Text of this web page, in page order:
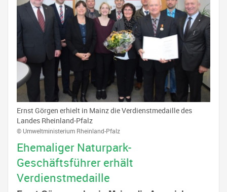
Ernst Görgen erhielt in Mainz die Verdienstmedaille des
Landes Rheinland-Pfalz
© Umweltministerium Rheinland-Pfalz
Ehemaliger Naturpark-
Geschäftsführer erhält
Verdienstmedaille